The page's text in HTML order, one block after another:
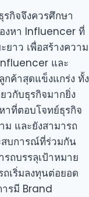
กิจจึงควรศึกษา
งหา Influencer ที่
ยาว เพื่อสร้างความ
และ
ค้าสุดแข็งแกร่ง ทั้ง
วกับธุรกิจมากยิ่ง
าที่ตอบโจทย์ธุรกิจ
และยังสามารถ
สบการณ์ที่ร่วมกัน
ถบรรลุเป้าหมาย
เริ่มลงทุนต่อยอด
รมี Brand